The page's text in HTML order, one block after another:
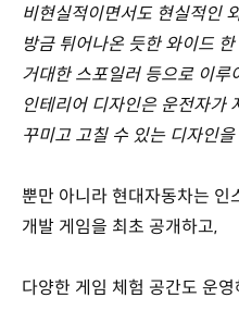
비현실적이면서도 현실적인
방금 튀어나온 듯한 와이드
거대한 스포일러 등으로 이루
인테리어 디자인은 운전자가
꾸미고 고칠 수 있는 디자인
뿐만 아니라 현대자동차는 인
개발 게임을 최초 공개하고,
다양한 게임 체험 공간도 운